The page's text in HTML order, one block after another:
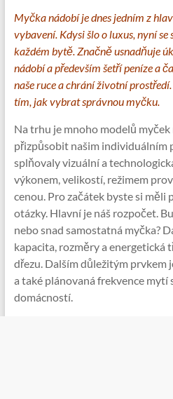
Myčka nádobí je dnes jedním z
vybavení. Kdysi šlo o luxus, nyní
každém bytě. Značně usnadňuje
nádobí a především šetří peníze a
naše ruce a chrání životní
tím, jak vybrat správnou myčku.
Na trhu je mnoho modelů
přizpůsobit našim individuálním
splňovaly vizuální a
výkonem, velikostí, režimem
cenou. Pro začátek byste si měli
otázky. Hlavní je náš rozpočet.
nebo snad samostatná myčka?
kapacita, rozměry a energetická
dřezu. Dalším důležitým prvkem
a také plánovaná frekvence
domácností.